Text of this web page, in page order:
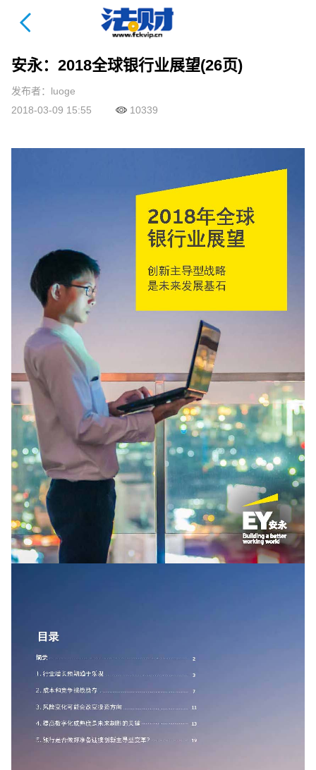
法财课详情页
安永：2018全球银行业展望(26页)
发布者：luoge
2018-03-09 15:55
10339